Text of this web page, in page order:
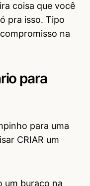
coisa que você
pra isso. Tipo
na
para
para uma
CRIAR um
um buraco na